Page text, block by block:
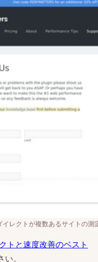
イレクトが複数あるサイトの測
トと速度改善のベスト
。